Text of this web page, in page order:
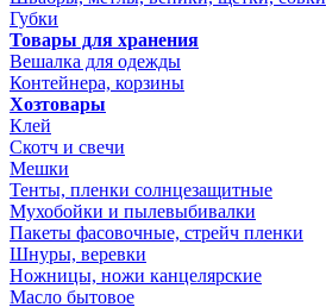
Губки
Товары для хранения
Вешалка для одежды
Контейнера, корзины
Хозтовары
Клей
Скотч и свечи
Мешки
Тенты, пленки солнцезащитные
Мухобойки и пылевыбивалки
Пакеты фасовочные, стрейч пленки
Шнуры, веревки
Ножницы, ножи канцелярские
Масло бытовое